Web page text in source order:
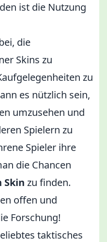
ist die Nutzung
die
Skins zu
zu
es nützlich sein,
umzusehen und
Spielern zu
Spieler ihre
die Chancen
Skin zu finden.
offen und
Forschung!
taktisches